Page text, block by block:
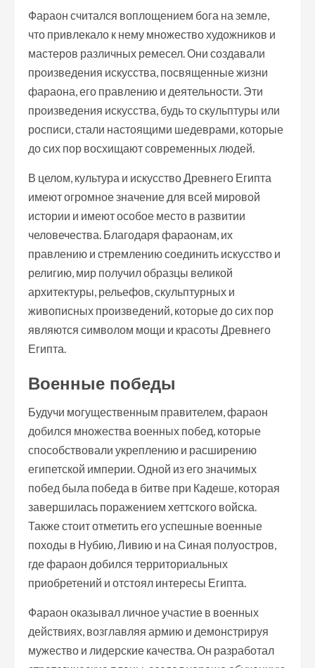
Фараон считался воплощением бога на земле,
что привлекало к нему множество художников и
мастеров различных ремесел. Они создавали
произведения искусства, посвященные жизни
фараона, его правлению и деятельности. Эти
произведения искусства, будь то скульптуры или
росписи, стали настоящими шедеврами, которые
до сих пор восхищают современных людей.
В целом, культура и искусство Древнего Египта
имеют огромное значение для всей мировой
истории и имеют особое место в развитии
человечества. Благодаря фараонам, их
правлению и стремлению соединить искусство и
религию, мир получил образцы великой
архитектуры, рельефов, скульптурных и
живописных произведений, которые до сих пор
являются символом мощи и красоты Древнего
Египта.
Военные победы
Будучи могущественным правителем, фараон
добился множества военных побед, которые
способствовали укреплению и расширению
египетской империи. Одной из его значимых
побед была победа в битве при Кадеше, которая
завершилась поражением хеттского войска.
Также стоит отметить его успешные военные
походы в Нубию, Ливию и на Синая полуостров,
где фараон добился территориальных
приобретений и отстоял интересы Египта.
Фараон оказывал личное участие в военных
действиях, возглавляя армию и демонстрируя
мужество и лидерские качества. Он разработал